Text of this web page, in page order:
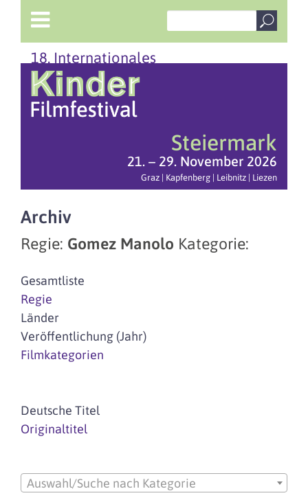
18. Internationales
Steiermark
21. – 29. November 2026
Graz | Kapfenberg | Leibnitz | Liezen
Archiv
Regie: Gomez Manolo Kategorie:
Gesamtliste
Regie
Länder
Veröffentlichung (Jahr)
Filmkategorien
Deutsche Titel
Originaltitel
Auswahl/Suche nach Kategorie